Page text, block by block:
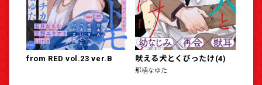
from RED vol.23 ver.B 吠える犬とくびったけ(4)
那梧なゆた